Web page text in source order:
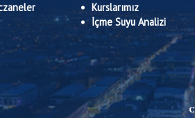
Kurslarımız
İçme Suyu Analizi